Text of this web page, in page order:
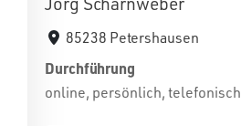
85238 Petershausen
Durchführung
online, persönlich, telefonisch